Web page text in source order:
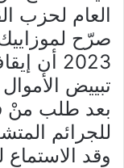
العام لحزب
2023
تبييض
بعد طلب منْ
للجرائم
وقد الاستماع